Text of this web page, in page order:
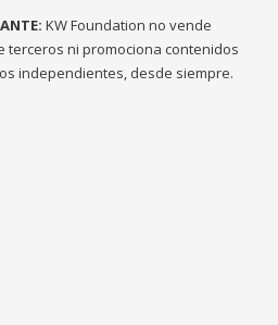
KW Foundation no vende
terceros ni promociona contenidos
independientes, desde siempre.